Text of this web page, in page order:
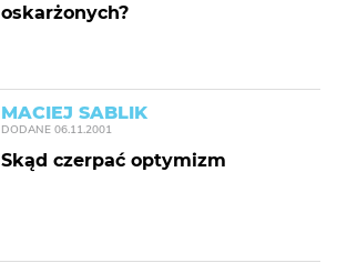
oskarżonych?
MACIEJ SABLIK
DODANE 06.11.2001
Skąd czerpać optymizm